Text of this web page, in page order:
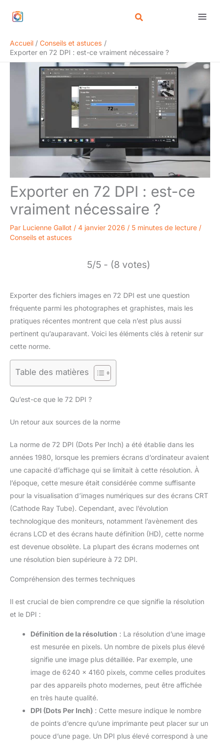
Accueil
Conseils et astuces
Exporter en 72 DPI : est-ce vraiment nécessaire ?
Exporter en 72 DPI : est-ce
vraiment nécessaire ?
Par Lucienne Gallot / 4 janvier 2026 / 5 minutes de lecture /
Conseils et astuces
5/5 - (8 votes)
Exporter des fichiers images en 72 DPI est une question
fréquente parmi les photographes et graphistes, mais les
pratiques récentes montrent que cela n’est plus aussi
pertinent qu’auparavant. Voici les éléments clés à retenir sur
cette norme.
Table des matières
Qu’est-ce que le 72 DPI ?
Un retour aux sources de la norme
La norme de 72 DPI (Dots Per Inch) a été établie dans les
années 1980, lorsque les premiers écrans d’ordinateur avaient
une capacité d’affichage qui se limitait à cette résolution. À
l’époque, cette mesure était considérée comme suffisante
pour la visualisation d’images numériques sur des écrans CRT
(Cathode Ray Tube). Cependant, avec l’évolution
technologique des moniteurs, notamment l’avènement des
écrans LCD et des écrans haute définition (HD), cette norme
est devenue obsolète. La plupart des écrans modernes ont
une résolution bien supérieure à 72 DPI.
Compréhension des termes techniques
Il est crucial de bien comprendre ce que signifie la résolution
et le DPI :
Définition de la résolution : La résolution d’une image
est mesurée en pixels. Un nombre de pixels plus élevé
signifie une image plus détaillée. Par exemple, une
image de 6240 x 4160 pixels, comme celles produites
par des appareils photo modernes, peut être affichée
en très haute qualité.
DPI (Dots Per Inch) : Cette mesure indique le nombre
de points d’encre qu’une imprimante peut placer sur un
pouce d’une page. Un DPI plus élevé correspond à une